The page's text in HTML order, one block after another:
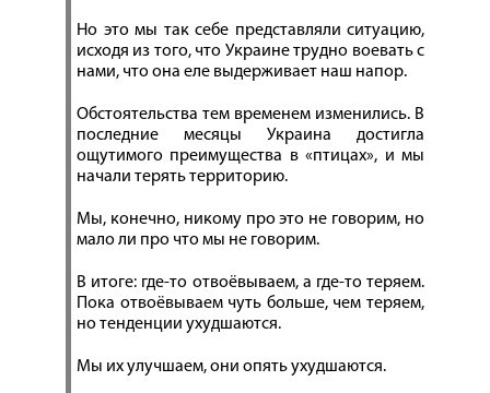
Но это мы так себе представляли ситуацию,
исходя из того, что Украине трудно воевать с
нами, что она еле выдерживает наш напор.
Обстоятельства тем временем изменились. В
последние месяцы Украина достигла
ощутимого преимущества в «птицах», и мы
начали терять территорию.
Мы, конечно, никому про это не говорим, но
мало ли про что мы не говорим.
В итоге: где-то отвоёвываем, а где-то теряем.
Пока отвоёвываем чуть больше, чем теряем,
но тенденции ухудшаются.
Мы их улучшаем, они опять ухудшаются.